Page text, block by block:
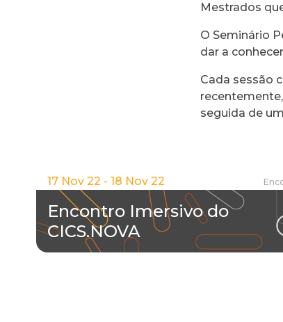
Mestrados
O Seminário
dar a
Cada sessão
seguida de
17 Nov 22 - 18 Nov 22
Encontro Imersivo do
CICS.NOVA